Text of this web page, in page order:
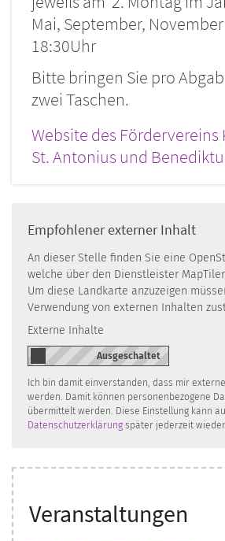
Mai, September,
18:30Uhr
Bitte bringen Sie pro
zwei Taschen.
Website des
St. Antonius und
Empfohlener externer Inhalt
An dieser Stelle finden Sie eine
welche über den Dienstleister
Um diese Landkarte anzuzeigen
Verwendung von externen Inhalten
Externe Inhalte
Ich bin damit einverstanden, dass mir
werden. Damit können personenbezogene
übermittelt werden. Diese Einstellung kann
Datenschutzerklärung später jederzeit
Veranstaltungen